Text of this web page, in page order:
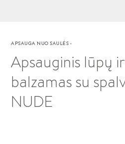
APSAUGA NUO SAULĖS -
Apsauginis lūpų
balzamas su
NUDE